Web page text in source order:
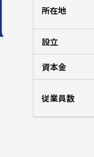
所在地
設立
資本金
従業員数